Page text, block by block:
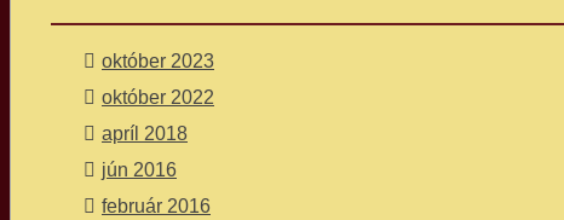
október 2023
október 2022
apríl 2018
jún 2016
február 2016